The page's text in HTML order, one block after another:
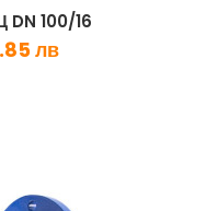
100/16
лв